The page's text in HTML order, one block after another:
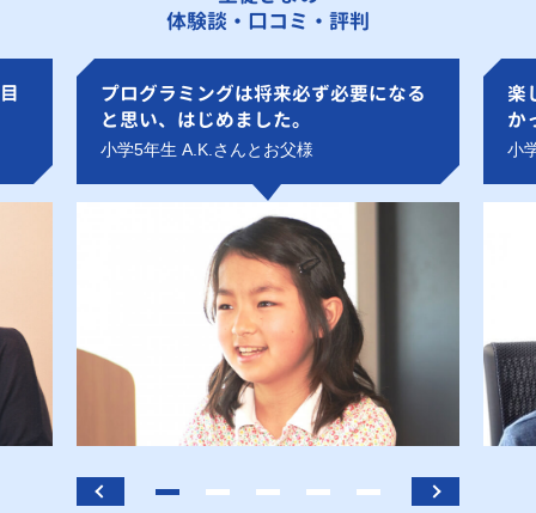
体験談・口コミ・評判
プログラミングは将来必ず必要になる
と思い、はじめました。
小学5年生 A.K.さんとお父様
楽
か
小